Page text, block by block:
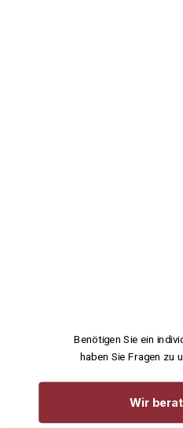
Benötigen Sie ein
haben Sie Fragen zu
Wir